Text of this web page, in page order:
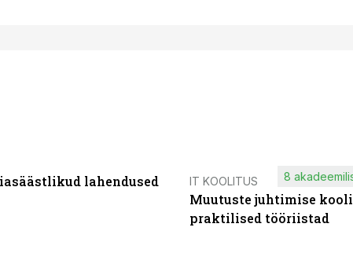
lahendused
IT KOOLITUS
Muutuste juhtimise
praktilised tööriistad
8